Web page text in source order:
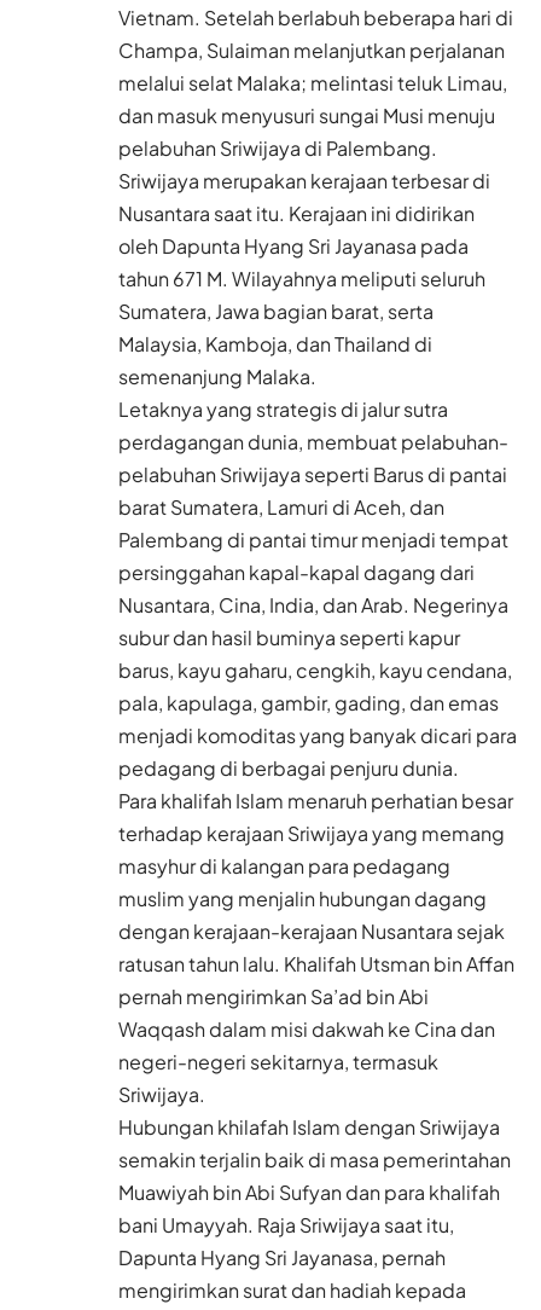
Vietnam. Setelah berlabuh beberapa hari di
Champa, Sulaiman melanjutkan perjalanan
melalui selat Malaka; melintasi teluk Limau,
dan masuk menyusuri sungai Musi menuju
pelabuhan Sriwijaya di Palembang.
Sriwijaya merupakan kerajaan terbesar di
Nusantara saat itu. Kerajaan ini didirikan
oleh Dapunta Hyang Sri Jayanasa pada
tahun 671 M. Wilayahnya meliputi seluruh
Sumatera, Jawa bagian barat, serta
Malaysia, Kamboja, dan Thailand di
semenanjung Malaka.
Letaknya yang strategis di jalur sutra
perdagangan dunia, membuat pelabuhan-
pelabuhan Sriwijaya seperti Barus di pantai
barat Sumatera, Lamuri di Aceh, dan
Palembang di pantai timur menjadi tempat
persinggahan kapal-kapal dagang dari
Nusantara, Cina, India, dan Arab. Negerinya
subur dan hasil buminya seperti kapur
barus, kayu gaharu, cengkih, kayu cendana,
pala, kapulaga, gambir, gading, dan emas
menjadi komoditas yang banyak dicari para
pedagang di berbagai penjuru dunia.
Para khalifah Islam menaruh perhatian besar
terhadap kerajaan Sriwijaya yang memang
masyhur di kalangan para pedagang
muslim yang menjalin hubungan dagang
dengan kerajaan-kerajaan Nusantara sejak
ratusan tahun lalu. Khalifah Utsman bin Affan
pernah mengirimkan Sa’ad bin Abi
Waqqash dalam misi dakwah ke Cina dan
negeri-negeri sekitarnya, termasuk
Sriwijaya.
Hubungan khilafah Islam dengan Sriwijaya
semakin terjalin baik di masa pemerintahan
Muawiyah bin Abi Sufyan dan para khalifah
bani Umayyah. Raja Sriwijaya saat itu,
Dapunta Hyang Sri Jayanasa, pernah
mengirimkan surat dan hadiah kepada